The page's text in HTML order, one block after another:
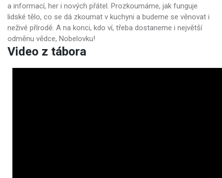
a informací, her i nových přátel. Prozkoumáme, jak funguje
lidské tělo, co se dá zkoumat v kuchyni a budeme se věnovat i
neživé přírodě. A na konci, kdo ví, třeba dostaneme i největší
odměnu vědce, Nobelovku!
Video z tábora